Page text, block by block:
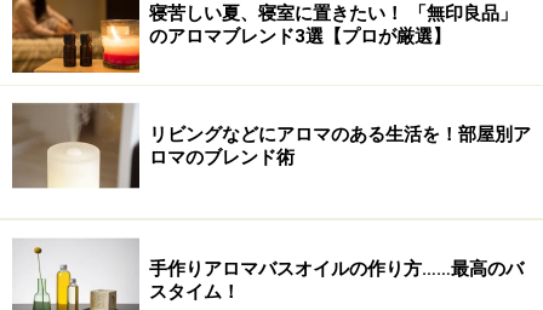
＜目次＞
ココナッツオイルの効能について
寝苦しい夏、寝室に置きたい！ 「無印良品」
のアロマブレンド3選【プロが厳選】
リビングなどにアロマのある生活を！部屋別ア
ロマのブレンド術
手作りアロマバスオイルの作り方……最高のバ
スタイム！